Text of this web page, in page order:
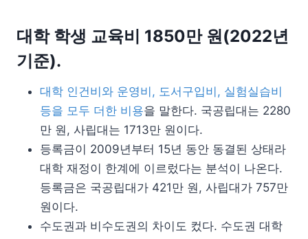
대학 학생 교육비 1850만 원(2022년
기준).
대학 인건비와 운영비, 도서구입비, 실험실습비
등을 모두 더한 비용을 말한다. 국공립대는 2280
만 원, 사립대는 1713만 원이다.
등록금이 2009년부터 15년 동안 동결된 상태라
대학 재정이 한계에 이르렀다는 분석이 나온다.
등록금은 국공립대가 421만 원, 사립대가 757만
원이다.
수도권과 비수도권의 차이도 컸다. 수도권 대학